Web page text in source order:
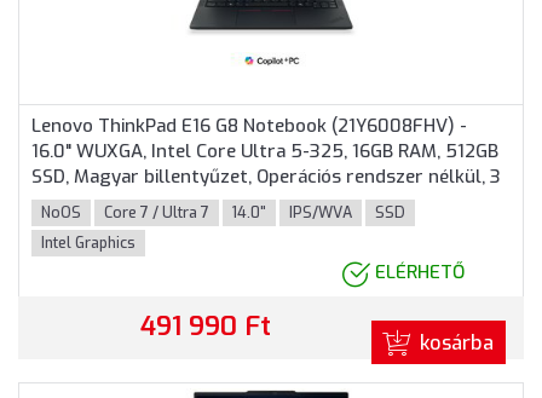
Lenovo ThinkPad E16 G8 Notebook (21Y6008FHV) -
16.0" WUXGA, Intel Core Ultra 5-325, 16GB RAM, 512GB
SSD, Magyar billentyűzet, Operációs rendszer nélkül, 3
év garancia, Fekete színben
NoOS Core 7 / Ultra 7 14.0" IPS/WVA
SSD
Intel Graphics
ELÉRHETŐ
491 990 Ft kosárba